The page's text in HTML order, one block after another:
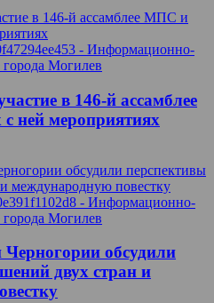
в 146-й ассамблее
ней мероприятиях
обсудили
двух стран и